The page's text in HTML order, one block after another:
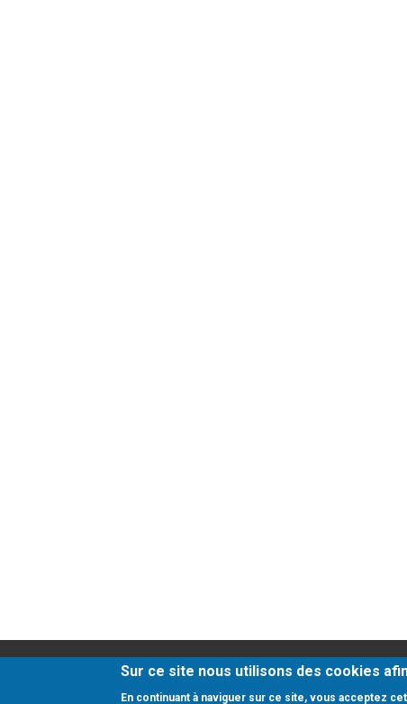
Honoraires-Mentions
Sur ce site nous utilisons des cookies
En continuant à naviguer sur ce site, vous acceptez